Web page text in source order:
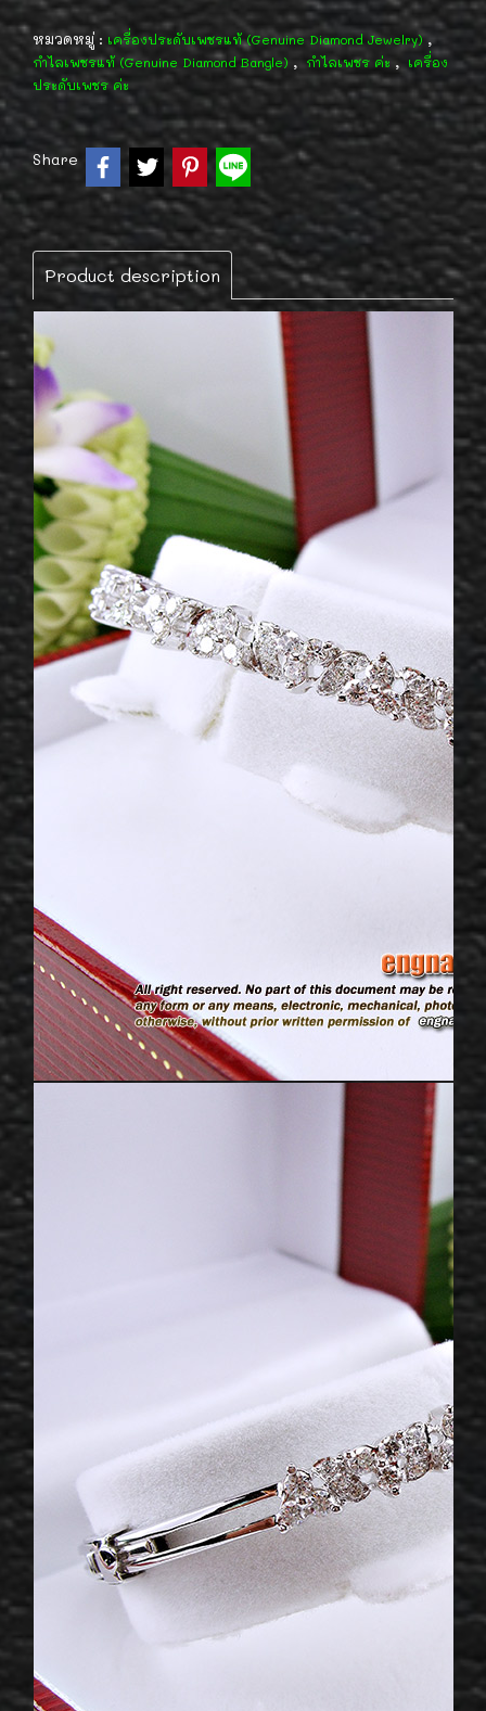
หมวดหมู่ : เครื่องประดับเพชรแท้ (Genuine Diamond Jewelry),
กำไลเพชรแท้ (Genuine Diamond Bangle) , กำไลเพชร ค่ะ , เครื่อง
ประดับเพชร ค่ะ
Share
Product description